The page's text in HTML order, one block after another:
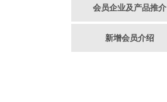
会员企业及产品推介
新增会员介绍